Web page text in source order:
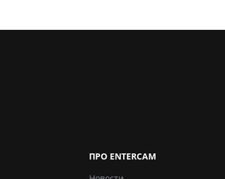
ПРО ENTERCAM